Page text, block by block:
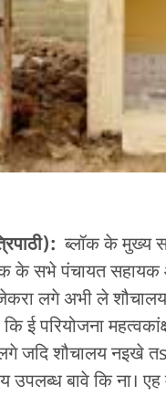
ब्लॉक के मुख्य
के सभे पंचायत
लगे अभी ले
ई परियोजना
जदि शौचालय नइखे
उपलब्ध बावे कि ना।